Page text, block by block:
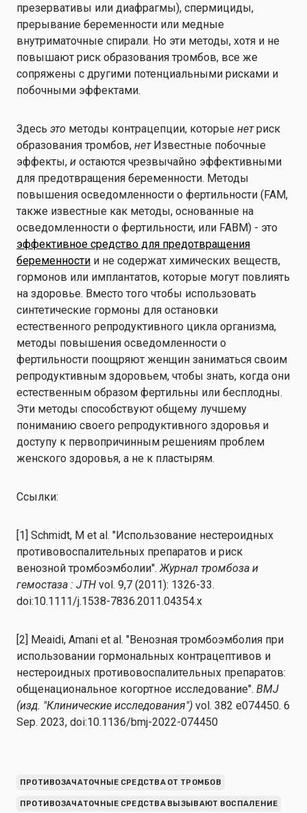
презервативы или диафрагмы), спермициды,
прерывание беременности или медные
внутриматочные спирали. Но эти методы, хотя и не
повышают риск образования тромбов, все же
сопряжены с другими потенциальными рисками и
побочными эффектами.
Здесь это методы контрацепции, которые нетриск
образования тромбов, нетИзвестные побочные
эффекты, и остаются чрезвычайно эффективными
для предотвращения беременности. Методы
повышения осведомленности о фертильности (FAM,
также известные как методы, основанные на
осведомленности о фертильности, или FABM) - это
эффективное средство для предотвращения
беременности и не содержат химических веществ,
гормонов или имплантатов, которые могут повлиять
на здоровье. Вместо того чтобы использовать
синтетические гормоны для остановки
естественного репродуктивного цикла организма,
методы повышения осведомленности о
фертильности поощряют женщин заниматься своим
репродуктивным здоровьем, чтобы знать, когда они
естественным образом фертильны или бесплодны.
Эти методы способствуют общему лучшему
пониманию своего репродуктивного здоровья и
доступу к первопричинным решениям проблем
женского здоровья, а не к пластырям.
Ссылки:
[1] Schmidt, M et al. "Использование нестероидных
противовоспалительных препаратов и риск
венозной тромбоэмболии".Журнал тромбоза и
гемостаза : JTH vol. 9,7 (2011): 1326-33.
doi:10.1111/j.1538-7836.2011.04354.x
[2] Meaidi, Amani et al. "Венозная тромбоэмболия при
использовании гормональных контрацептивов и
нестероидных противовоспалительных препаратов:
общенациональное когортное исследование". BMJ
(изд. "Клинические исследования") vol. 382 e074450. 6
Sep. 2023, doi:10.1136/bmj-2022-074450
ПРОТИВОЗАЧАТОЧНЫЕ СРЕДСТВА ОТ ТРОМБОВ
ПРОТИВОЗАЧАТОЧНЫЕ СРЕДСТВА ВЫЗЫВАЮТ ВОСПАЛЕНИЕ